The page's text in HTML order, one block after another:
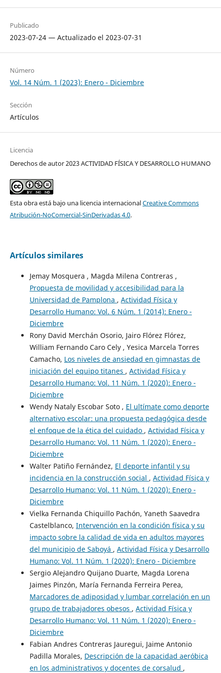
Publicado
2023-07-24 — Actualizado el 2023-07-31
Número
Vol. 14 Núm. 1 (2023): Enero - Diciembre
Sección
Artículos
Licencia
Derechos de autor 2023 ACTIVIDAD FÍSICA Y DESARROLLO HUMANO
Esta obra está bajo una licencia internacionalCreative Commons
Atribución-NoComercial-SinDerivadas 4.0.
Artículos similares
Jemay Mosquera , Magda Milena Contreras ,
Propuesta de movilidad y accesibilidad para la
Universidad de Pamplona , Actividad Física y
Desarrollo Humano: Vol. 6 Núm. 1 (2014): Enero -
Diciembre
Rony David Merchán Osorio, Jairo Flórez Flórez,
William Fernando Caro Cely , Yesica Marcela Torres
Camacho, Los niveles de ansiedad en gimnastas de
iniciación del equipo titanes , Actividad Física y
Desarrollo Humano: Vol. 11 Núm. 1 (2020): Enero -
Diciembre
Wendy Nataly Escobar Soto , El ultímate como deporte
alternativo escolar: una propuesta pedagógica desde
el enfoque de la ética del cuidado , Actividad Física y
Desarrollo Humano: Vol. 11 Núm. 1 (2020): Enero -
Diciembre
Walter Patiño Fernández, El deporte infantil y su
incidencia en la construcción social , Actividad Física y
Desarrollo Humano: Vol. 11 Núm. 1 (2020): Enero -
Diciembre
Vielka Fernanda Chiquillo Pachón, Yaneth Saavedra
Castelblanco, Intervención en la condición física y su
impacto sobre la calidad de vida en adultos mayores
del municipio de Saboyá , Actividad Física y Desarrollo
Humano: Vol. 11 Núm. 1 (2020): Enero - Diciembre
Sergio Alejandro Quijano Duarte, Magda Lorena
Jaimes Pinzón, María Fernanda Ferreira Perea,
Marcadores de adiposidad y lumbar correlación en un
grupo de trabajadores obesos , Actividad Física y
Desarrollo Humano: Vol. 11 Núm. 1 (2020): Enero -
Diciembre
Fabian Andres Contreras Jauregui, Jaime Antonio
Padilla Morales, Descripción de la capacidad aeróbica
en los administrativos y docentes de corsalud ,